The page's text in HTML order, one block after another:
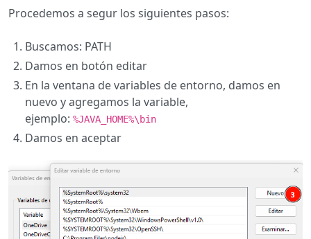
Procedemos a segur los siguientes pasos:
Buscamos: PATH
Damos en botón editar
En la ventana de variables de entorno, damos en
nuevo y agregamos la variable,
ejemplo: %JAVA_HOME%\bin
Damos en aceptar